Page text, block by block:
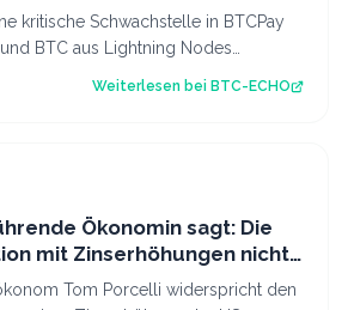
kritische Schwachstelle in BTCPay
BTC aus Lightning Nodes
der zweite An…
Weiterlesen bei BTC-ECHO
Ökonomin sagt: Die
mit Zinserhöhungen nicht
Tom Porcelli widerspricht den